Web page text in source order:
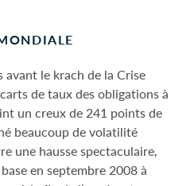
le krach de la Crise
de taux des obligations à
un creux de 241 points de
beaucoup de volatilité
une hausse spectaculaire,
en septembre 2008 à